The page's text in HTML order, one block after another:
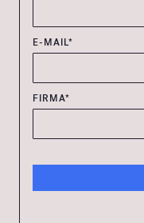
E-MAIL*
FIRMA*